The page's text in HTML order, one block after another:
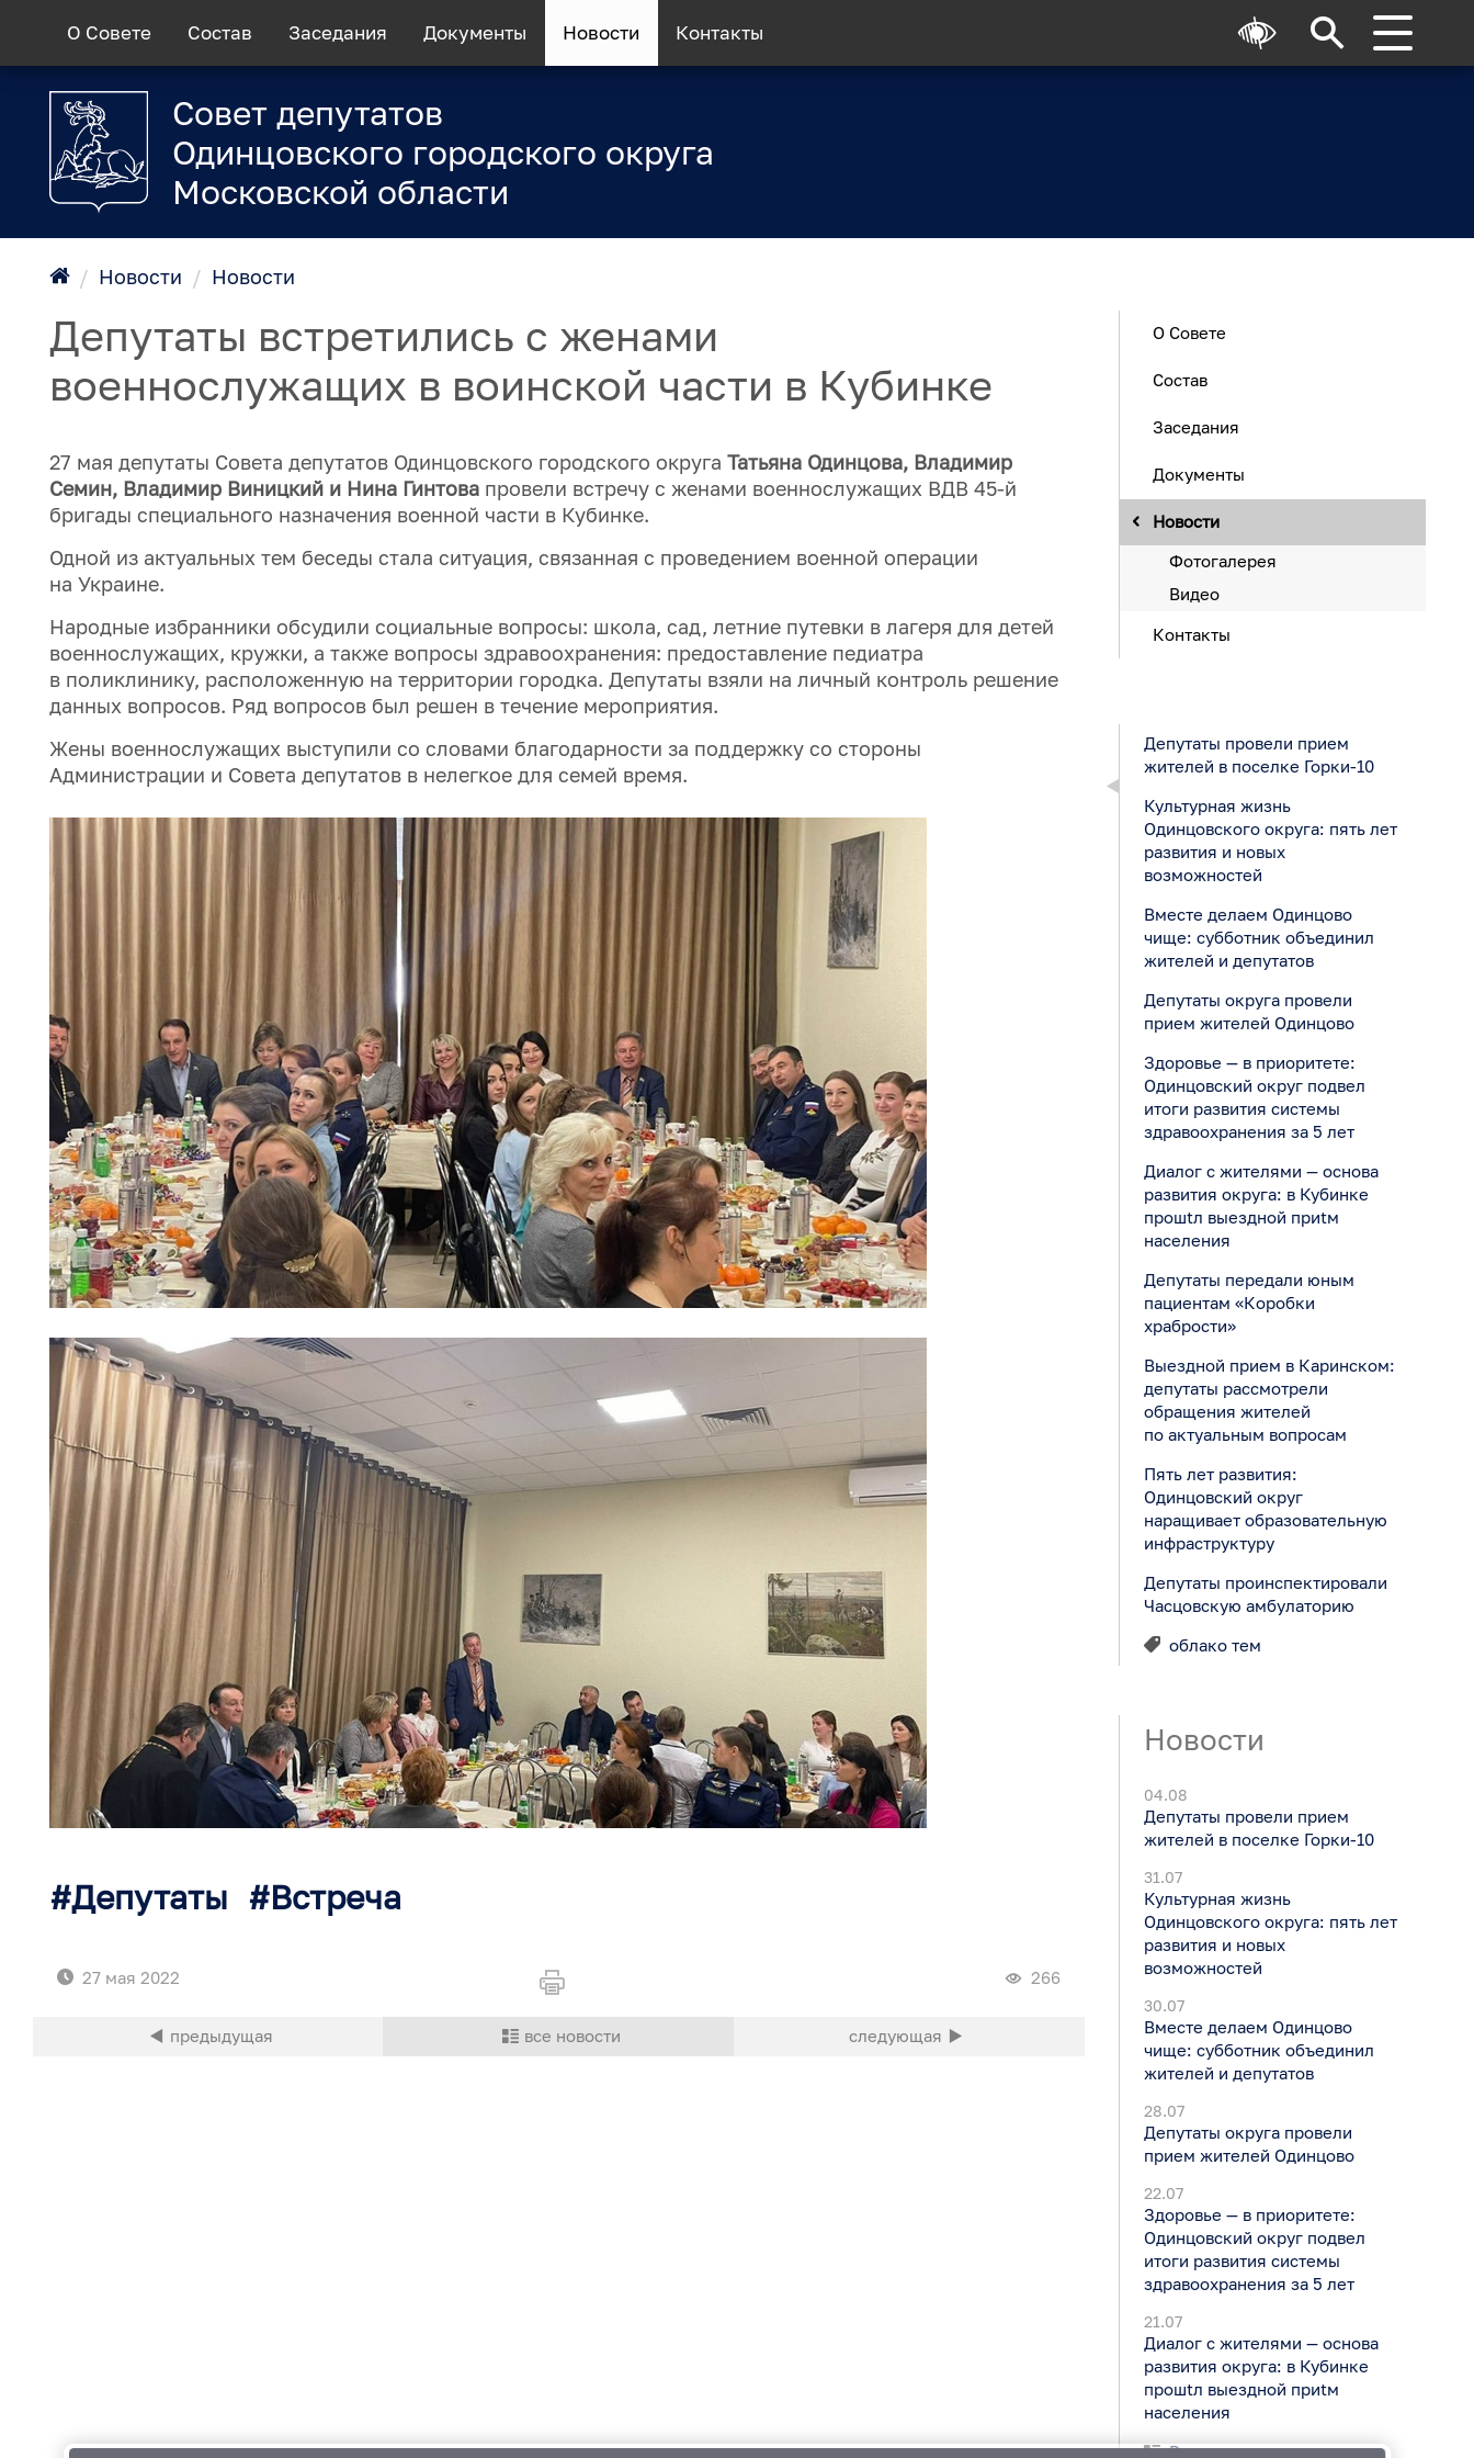
О Совете Состав Заседания Документы Новости Контакты
Совет депутатов
Одинцовского городского округа
Московской области
/ Новости / Новости
Депутаты встретились с женами
военнослужащих в воинской части в Кубинке
27 мая депутаты Совета депутатов Одинцовского городского округа Татьяна Одинцова, Владимир
Семин, Владимир Виницкий и Нина Гинтовапровели встречу с женами военнослужащих ВДВ 45-й
бригады специального назначения военной части в Кубинке.
Одной из актуальных тем беседы стала ситуация, связанная с проведением военной операции
на Украине.
Народные избранники обсудили социальные вопросы: школа, сад, летние путевки в лагеря для детей
военнослужащих, кружки, а также вопросы здравоохранения: предоставление педиатра
в поликлинику, расположенную на территории городка. Депутаты взяли на личный контроль решение
данных вопросов. Ряд вопросов был решен в течение мероприятия.
Жены военнослужащих выступили со словами благодарности за поддержку со стороны
Администрации и Совета депутатов в нелегкое для семей время.
Депутаты Встреча
27 мая 2022 266
О Совете
Состав
Заседания
Документы
Новости
Фотогалерея
Видео
Контакты
Депутаты провели прием
жителей в поселке Горки-10
Культурная жизнь
Одинцовского округа: пять лет
развития и новых
возможностей
Вместе делаем Одинцово
чище: субботник объединил
жителей и депутатов
Депутаты округа провели
прием жителей Одинцово
Здоровье — в приоритете:
Одинцовский округ подвел
итоги развития системы
здравоохранения за 5 лет
Диалог с жителями — основа
развития округа: в Кубинке
прошtл выездной приtм
населения
Депутаты передали юным
пациентам «Коробки
храбрости»
Выездной прием в Каринском:
депутаты рассмотрели
обращения жителей
по актуальным вопросам
Пять лет развития:
Одинцовский округ
наращивает образовательную
инфраструктуру
Депутаты проинспектировали
Часцовскую амбулаторию
облако тем
Новости
04.08
Депутаты провели прием
жителей в поселке Горки-10
31.07
Культурная жизнь
Одинцовского округа: пять лет
развития и новых
возможностей
30.07
Вместе делаем Одинцово
чище: субботник объединил
жителей и депутатов
28.07
Депутаты округа провели
прием жителей Одинцово
22.07
Здоровье — в приоритете:
Одинцовский округ подвел
итоги развития системы
здравоохранения за 5 лет
21.07
Диалог с жителями — основа
развития округа: в Кубинке
прошtл выездной приtм
населения
Все новости